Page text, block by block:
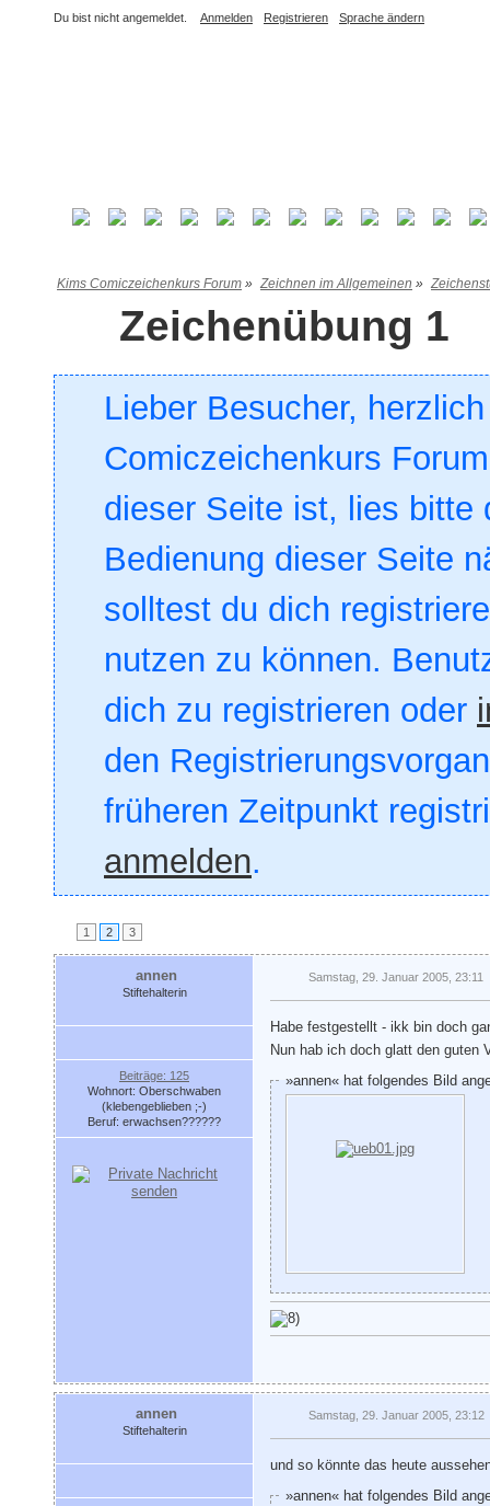
Du bist nicht angemeldet. Anmelden Registrieren Sprache ändern
Kims Comiczeichenkurs Forum » Zeichnen im Allgemeinen »
Zeichenübung 1
Lieber Besucher,
Comiczeichenkurs
dieser Seite ist, lies bitte
Bedienung dieser Seite
solltest du dich
nutzen zu können.
dich zu registrieren oder
den
früheren Zeitpunkt
anmelden.
1 2 3
annen
Stiftehalterin
Beiträge: 125
Wohnort: Oberschwaben
(klebengeblieben ;-)
Beruf: erwachsen??????
Samstag, 29. Januar 2005, 23:11
Habe festgestellt - ikk bin doch
Nun hab ich doch glatt den guten
»annen« hat folgendes Bild
annen
Stiftehalterin
Samstag, 29. Januar 2005, 23:12
und so könnte das heute
»annen« hat folgendes Bild